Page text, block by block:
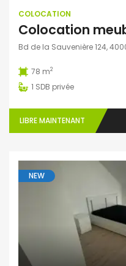
COLOCATION
Bd de la Sauvenière 124,
78 m2
1 SDB privée
LIBRE MAINTENANT
NEW